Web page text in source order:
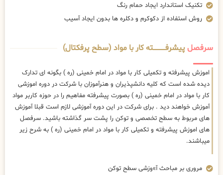
تکنیک استاندارد ایجاد حمام رنگ
روش استفاده از دکوکرم و دکلره ها بدون ایجاد آسیب
سرفصلپیشرفــــــــــــته کار با مواد (سطح پرفکتال)
اموزش پیشرفته و تکمیلی کار با مواد در امام خمینی (ره ) بگونه ای تدارک
دیده شده است که کلیه دانشپذیران و هنرآموزان با شرکت در دوره اموزشی
کار با مواد در امام خمینی (ره ) بصورت پیشرفته مفاهیم را در حوزه کاربر مواد
آموزش خواهند دید . برای شرکت در این دوره آموزشی لازم است قبلا آموزش
های مربوط به سطح تخصصی و توکن را پشت سر گذاشته باشید. سرفصل
های اموزش پیشرفته و تکمیلی کار با مواد در امام خمینی (ره ) به شرح زیر
میباشند.
مروری بر مباحث آ»وزشی سطح توکن